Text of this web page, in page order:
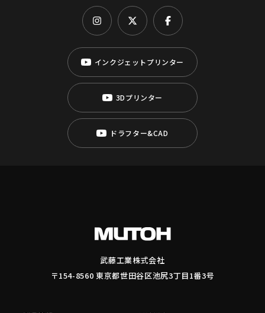
インクジェットプリンター
3Dプリンター
ドラフター&CAD
武藤工業株式会社
〒154-8560 東京都世田谷区池尻3丁目1番3号